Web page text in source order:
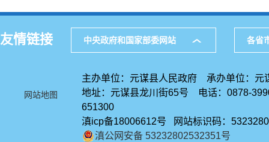
友情链接 中央政府和国家部委网站 各省
网站地图
主办单位：元谋县人民政府 承办单位：元
地址：元谋县龙川街65号 电话：0878-
651300
滇icp备18006612号 网站标识码：
滇公网安备 53232802532351号